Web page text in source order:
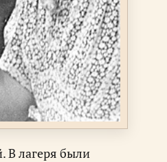
В лагеря были